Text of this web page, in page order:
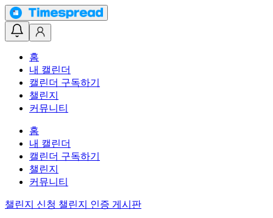
홈
내 캘린더
캘린더 구독하기
챌린지
커뮤니티
홈
내 캘린더
캘린더 구독하기
챌린지
커뮤니티
챌린지 신청 챌린지 인증 게시판